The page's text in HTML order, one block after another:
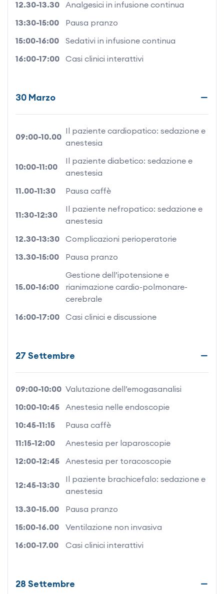
12.30-13.30 Analgesici in infusione continua
13:30-15:00
Pausa pranzo
15:00-16:00
Sedativi in infusione continua
16:00-17:00 Casi clinici interattivi
30 Marzo
09:00-10.00
Il paziente cardiopatico: sedazione e
anestesia
10:00-11:00
Il paziente diabetico: sedazione e
anestesia
11.00-11:30
Pausa caffè
11:30-12:30
Il paziente nefropatico: sedazione e
anestesia
12.30-13:30 Complicazioni perioperatorie
13.30-15:00
Pausa pranzo
15.00-16:00
Gestione dell’ipotensione e
rianimazione cardio-polmonare-
cerebrale
16:00-17:00 Casi clinici e discussione
27 Settembre
09:00-10:00 Valutazione dell’emogasanalisi
10:00-10:45 Anestesia nelle endoscopie
10:45-11:15
Pausa caffè
11:15-12:00
Anestesia per laparoscopie
12:00-12:45 Anestesia per toracoscopie
12:45-13:30
Il paziente brachicefalo: sedazione e
anestesia
13.30-15.00
Pausa pranzo
15:00-16.00
Ventilazione non invasiva
16:00-17.00
Casi clinici interattivi
28 Settembre